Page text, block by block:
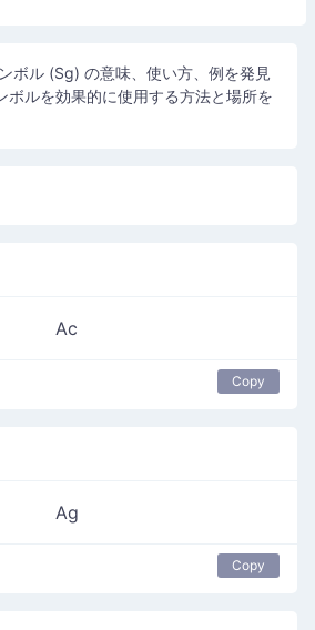
ボル (Sg) の意味、使い方、例を発見
ボルを効果的に使用する方法と場所を
Ac
Copy
Ag
Copy